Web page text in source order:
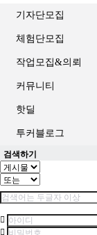
중
축
중
무
스
츠
계
해
외
스
포
츠
중
기자단모집
체험단모집
작업모집&의뢰
커뮤니티
핫딜
투커블로그
검색하기